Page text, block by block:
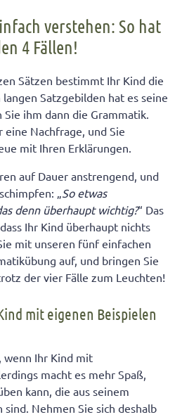
verstehen: So hat
4 Fällen!
Sätzen bestimmt Ihr Kind die
Satzgebilden hat es seine
ihm dann die Grammatik.
eine Nachfrage, und Sie
mit Ihren Erklärungen.
auf Dauer anstrengend, und
„So etwas
denn überhaupt wichtig?“ Das
Ihr Kind überhaupt nichts
mit unseren fünf einfachen
auf, und bringen Sie
der vier Fälle zum Leuchten!
mit eigenen Beispielen
wenn Ihr Kind mit
macht es mehr Spaß,
kann, die aus seinem
Nehmen Sie sich deshalb